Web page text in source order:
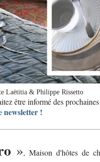
Laëtitia & Philippe Rissetto
être informé des
newsletter !
», Maison d'hôtes de